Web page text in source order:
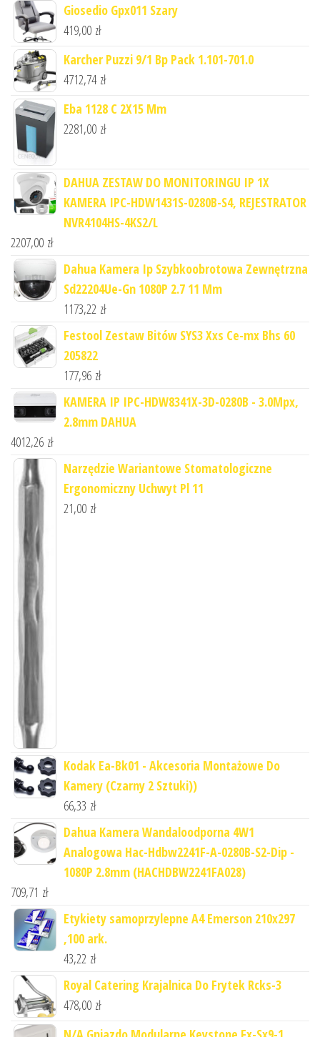
Giosedio Gpx011 Szary
419,00 zł
Karcher Puzzi 9/1 Bp Pack 1.101-701.0
4712,74 zł
Eba 1128 C 2X15 Mm
2281,00 zł
DAHUA ZESTAW DO MONITORINGU IP 1X
KAMERA IPC-HDW1431S-0280B-S4, REJESTRATOR
NVR4104HS-4KS2/L
2207,00 zł
Dahua Kamera Ip Szybkoobrotowa Zewnętrzna
Sd22204Ue-Gn 1080P 2.7 11 Mm
1173,22 zł
Festool Zestaw Bitów SYS3 Xxs Ce-mx Bhs 60
205822
177,96 zł
KAMERA IP IPC-HDW8341X-3D-0280B - 3.0Mpx,
2.8mm DAHUA
4012,26 zł
Narzędzie Wariantowe Stomatologiczne
Ergonomiczny Uchwyt Pl 11
21,00 zł
Kodak Ea-Bk01 - Akcesoria Montażowe Do
Kamery (Czarny 2 Sztuki))
66,33 zł
Dahua Kamera Wandaloodporna 4W1
Analogowa Hac-Hdbw2241F-A-0280B-S2-Dip -
1080P 2.8mm (HACHDBW2241FA028)
709,71 zł
Etykiety samoprzylepne A4 Emerson 210x297
,100 ark.
43,22 zł
Royal Catering Krajalnica Do Frytek Rcks-3
478,00 zł